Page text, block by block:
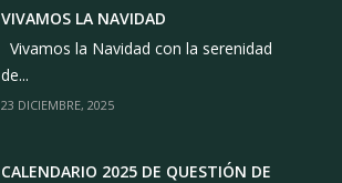
VIVAMOS LA NAVIDAD
Vivamos la Navidad con la serenidad
de...
23 DICIEMBRE, 2025
CALENDARIO 2025 DE QUESTIÓN DE